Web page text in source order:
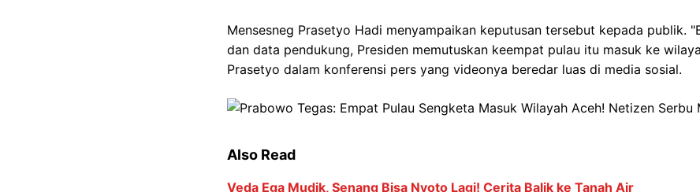
Mensesneg Prasetyo Hadi menyampaikan keputusan tersebut kepada publik.
dan data pendukung, Presiden memutuskan keempat pulau itu masuk ke
Prasetyo dalam konferensi pers yang videonya beredar luas di media sosial.
Also Read
Veda Ega Mudik, Senang Bisa Nyoto Lagi! Cerita Balik ke Tanah Air